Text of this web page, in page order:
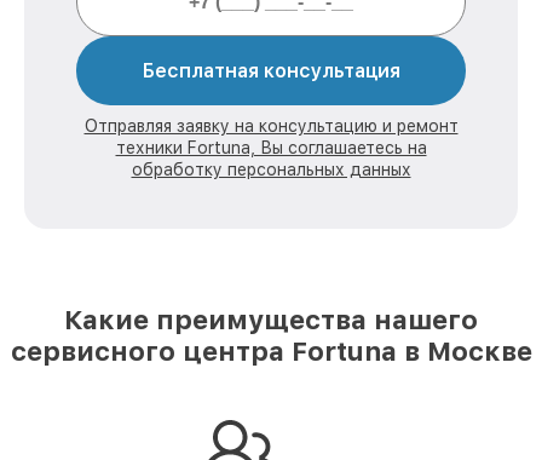
Бесплатная консультация
Отправляя заявку на консультацию и ремонт
техники Fortuna, Вы соглашаетесь на
обработку персональных данных
Какие преимущества нашего
сервисного центра Fortuna в Москве